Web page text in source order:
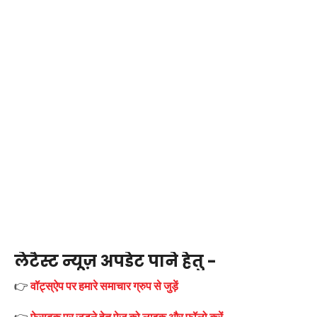
लेटैस्ट न्यूज़ अपडेट पाने हेतु -
👉वॉट्स्ऐप पर हमारे समाचार ग्रुप से जुड़ें